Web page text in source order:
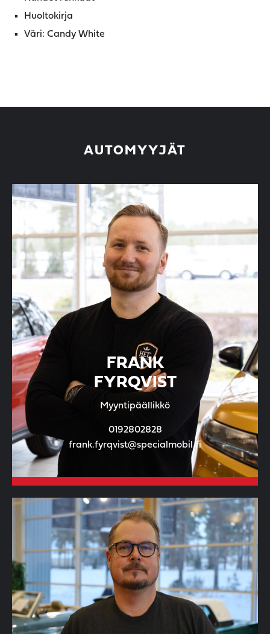
Huoltokirja
Väri: Candy White
AUTOMYYJÄT
FRANK
FYRQVIST
Myyntipäällikkö
0192802828
frank.fyrqvist@specialmobil.fi